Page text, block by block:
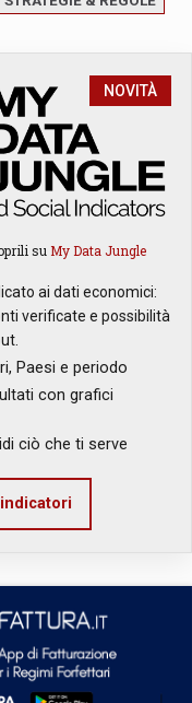
NOVITÀ
su My Data Jungle
ai dati economici:
verificate e possibilità
Paesi e periodo
con grafici
ciò che ti serve